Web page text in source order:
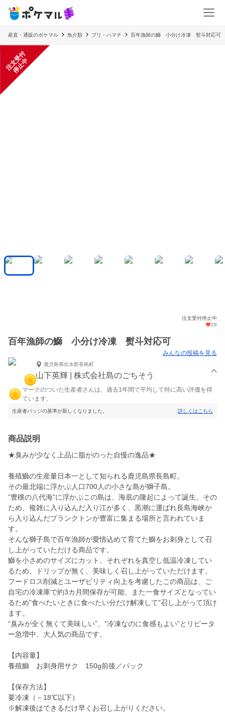
産直・通販のポケマル 魚介類 ブリ・ハマチ 百年漁師の鰤 小分け冷凍 熨斗対応可
注
文
受
付
停
止
中
注文受付停止中
28
百年漁師の鰤 小分け冷凍 熨斗対応可
みんなの投稿を見る
鹿児島県出水郡長島町
山下英輝 | 株式会社島のごちそう
マークのついた生産者さんは、過去1年間で平均して特に高い評価を得
ています。
生産者バッジの基準が新しくなりました。 詳しくはこちら
商品説明
★臭みが少なく上品に脂がのった自慢の逸品★
養殖鰤の生産量日本一として知られる鹿児島県長島町。
その最北端に浮かぶ人口700人の小さな島が獅子島。
”豊穣の八代海”に浮かぶこの島は、海底の隆起によって誕生。その
ため、複雑に入り込んだ入り江が多く、黒潮に運ばれ長島海峡か
ら入り込んだプランクトンが豊富に集まる場所と言われていま
す。
そんな獅子島で百年漁師が愛情込めて育てた鰤をお刺身として召
し上がっていただける商品です。
鰤を小さめのサイズにカット、それぞれを真空し低温冷凍してい
るため、ドリップが無く、美味しく召し上がっていただけます。
フードロス削減とユーザビリティ向上を考慮したこの商品は、ご
自宅の冷凍庫で約3カ月間保存が可能、また一食サイズとなってい
るため”食べたいときに食べたい分だけ解凍して”召し上がって頂け
ます。
“臭みが全く無くて美味しい”、“冷凍なのに食感もよい”とリピータ
ー急増中、大人気の商品です。
【内容量】
養殖鰤 お刺身用サク 150g前後／パック
【保存方法】
要冷凍（－18℃以下）
※解凍後はできるだけ早くお召し上がりください。